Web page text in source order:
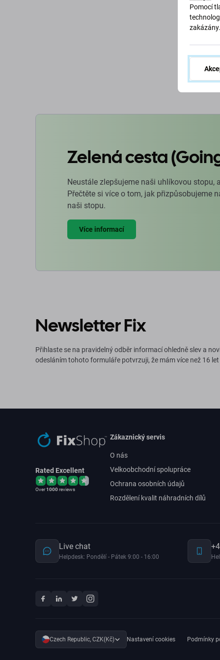
710 Kč
Zelená cesta
Neustále zlepšujeme naši uhlíkovou stopu,
Přečtěte si více o tom, jak přizpůsobujeme
naši stopu.
Více informací
Newsletter Fix
Přihlaste se na pravidelný odběr informací ohledně slev a
odesláním tohoto formuláře potvrzuji, že mám více než 16 let
Rated Excellent
Over1000reviews
Zákaznický servis
O nás
Velkoobchodní spolupráce
Ochrana osobních údajů
Rozdělení kvalit náhradních dílů
Live chat
Helpdesk: Pondělí - Pátek 9:00 - 16:00
Czech Republic, CZK(Kč) Nastavení cookies Podmínky
Pomocí
zakázány.